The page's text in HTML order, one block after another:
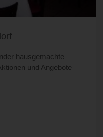
hausgemachte
und Angebote